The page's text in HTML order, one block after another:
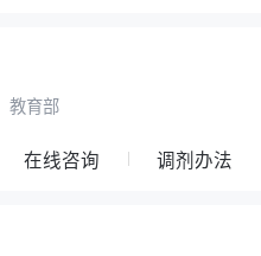
教育部
在线咨询 调剂办法